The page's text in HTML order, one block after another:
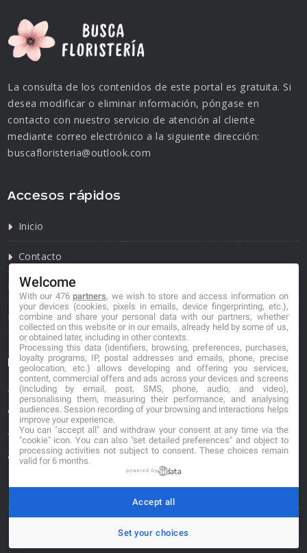
La consulta de los contenidos de este portal es gratuita. Si
desea modificar o eliminar información, póngase en
contacto con nuestro servicio de atención al cliente
mediante correo electrónico a la siguiente dirección:
buscafloristeria@outlook.com
Accesos rápidos
Inicio
Contacto
Política de privacidad
Política de cookies
Información de contacto
*No se garantiza que los datos mostrados estén
actualizados.
** Los precios mostrados son estimaciones y no se
garantiza su veracidad.
© 2026. buscafloristeria.com
Welcome
With our 476partners, we wish to store and access information on
your devices (cookies, pixels in emails, device fingerprinting, etc.),
combine and share your personal data with our partners, whether
collected on this website or in our emails, already held by some of us,
or obtained later, including in other contexts.
Processing this data (identifiers, browsing, preferences, purchases,
loyalty programs, IP, postal addresses and emails, phone, precise
geolocation, etc.) allows developing and offering you services,
content, commercial offers and ads across your devices and screens
(including by email, post, SMS, phone, audio, and video),
personalising them, measuring their performance, and analysing
audiences. Session recording of your browsing and interactions helps
improve your experience.
You can "accept all" and withdraw your consent at any time via the
"cookie" icon. You can also "set detailed preferences" and object to
processing activities not subject to consent. These choices remain
valid for 6 months.
powered by
Set your choices
Accept all